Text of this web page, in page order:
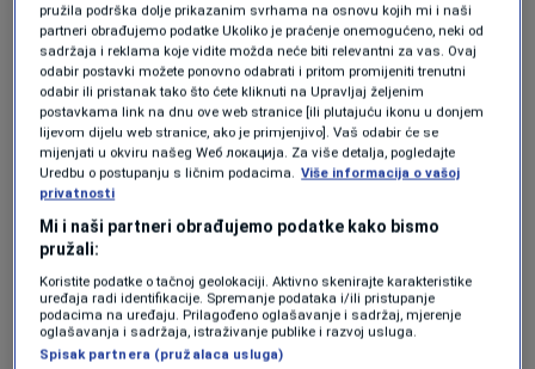
“Sony će tražiti sve moguće načine da
smanji troškove svoje konzole sljedeće
generacije, a ovo je laka ušteda”, dodao je
Harding-Rolls u svojoj objavi na blogu.
pružila podrška dolje prikazanim svrhama na osnovu kojih mi i naši
partneri obrađujemo podatke Ukoliko je praćenje onemogućeno, neki od
sadržaja i reklama koje vidite možda neće biti relevantni za vas. Ovaj
odabir postavki možete ponovno odabrati i pritom promijeniti trenutni
odabir ili pristanak tako što ćete kliknuti na Upravljaj željenim
postavkama link na dnu ove web stranice [ili plutajuću ikonu u donjem
lijevom dijelu web stranice, ako je primjenjivo]. Vaš odabir će se
mijenjati u okviru našeg Wеб локација. Za više detalja, pogledajte
Uredbu o postupanju s ličnim podacima. Više informacija o vašoj
privatnosti
Mi i naši partneri obrađujemo podatke kako bismo
pružali:
Koristite podatke o tačnoj geolokaciji. Aktivno skenirajte karakteristike
uređaja radi identifikacije. Spremanje podataka i/ili pristupanje
podacima na uređaju. Prilagođeno oglašavanje i sadržaj, mjerenje
oglašavanja i sadržaja, istraživanje publike i razvoj usluga.
Spisak partnera (pružalaca usluga)